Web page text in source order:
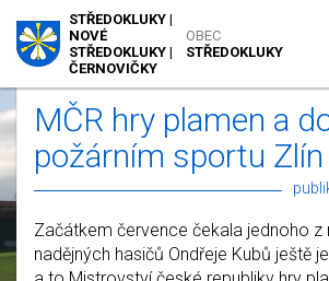
OBEC
STŘEDOKLUKY
STŘEDOKLUKY |
NOVÉ
STŘEDOKLUKY |
ČERNOVIČKY
MČR hry plamen a
požárním sportu
Začátkem července čekala jednoho z
nadějných hasičů Ondřeje Kubů ještě